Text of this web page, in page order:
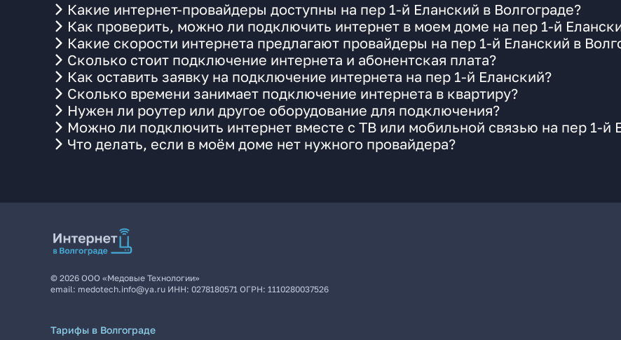
Какие интернет-провайдеры доступны на пер 1-й Еланский в Волгограде?
Как проверить, можно ли подключить интернет в моем доме на пер 1-й
Какие скорости интернета предлагают провайдеры на пер 1-й Еланский в
Сколько стоит подключение интернета и абонентская плата?
Как оставить заявку на подключение интернета на пер 1-й Еланский?
Сколько времени занимает подключение интернета в квартиру?
Нужен ли роутер или другое оборудование для подключения?
Можно ли подключить интернет вместе с ТВ или мобильной связью на пер 1-й
Что делать, если в моём доме нет нужного провайдера?
© 2026 ООО «Медовые Технологии»
email: medotech.info@ya.ru ИНН: 0278180571 ОГРН: 1110280037526
Тарифы в Волгограде